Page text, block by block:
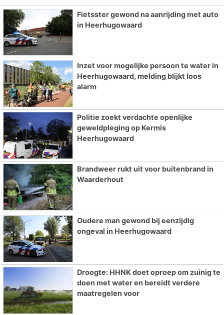
Fietsster gewond na aanrijding met auto
in Heerhugowaard
Inzet voor mogelijke persoon te water in
Heerhugowaard, melding blijkt loos
alarm
Politie zoekt verdachte openlijke
geweldpleging op Kermis
Heerhugowaard
Brandweer rukt uit voor buitenbrand in
Waarderhout
Oudere man gewond bij eenzijdig
ongeval in Heerhugowaard
Droogte: HHNK doet oproep om zuinig te
doen met water en bereidt verdere
maatregelen voor